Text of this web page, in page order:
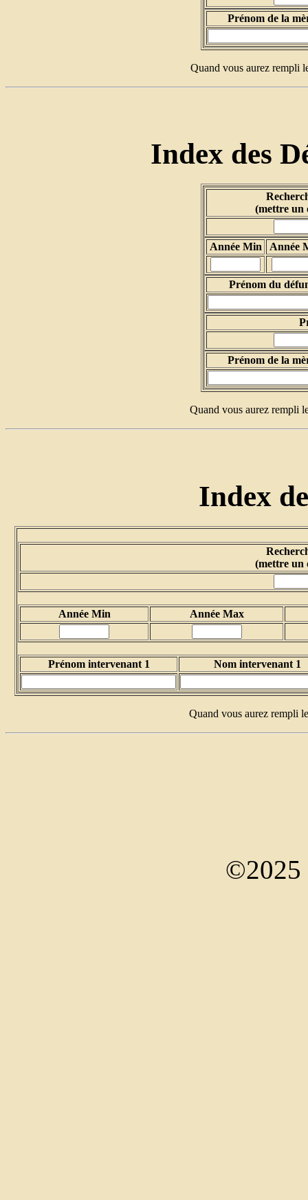
Prénom de la
Quand vous aurez rempli
Index des
(mettre un
Année Min Année
Prénom du
Prénom de la
Quand vous aurez rempli
Index
(mettre un
Année Min Année Max
Prénom intervenant 1 Nom intervenant 1
Quand vous aurez rempli
©2025